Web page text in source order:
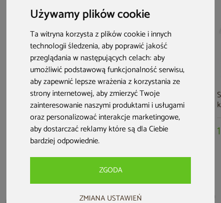
Używamy plików cookie
Ta witryna korzysta z plików cookie i innych
technologii śledzenia, aby poprawić jakość
przeglądania w następujących celach:aby
umożliwić podstawową funkcjonalność serwisu,
aby zapewnić lepsze wrażenia z korzystania ze
strony internetowej,aby zmierzyć Twoje
zainteresowanie naszymi produktami i usługami
oraz personalizować interakcje marketingowe,
aby dostarczać reklamy które są dla Ciebie
bardziej odpowiednie.
ZGODA
ZMIANA USTAWIEŃ
Stół cateringowy
składany 122 cm - 2
wysokości
129 zł
Ogrodowy zestaw
piwny z oparciami
220 cm
899 zł
Stół cateringowy
składany 180 cm
159 zł